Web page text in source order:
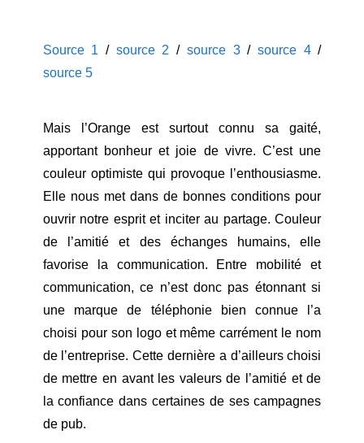
Source 1 / source 2 / source 3/source 4/
source 5
Mais l’Orange est surtout connu sa gaité,
apportant bonheur et joie de vivre. C’est une
couleur optimiste qui provoque l’enthousiasme.
Elle nous met dans de bonnes conditions pour
ouvrir notre esprit et inciter au partage. Couleur
de l’amitié et des échanges humains, elle
favorise la communication. Entre mobilité et
communication, ce n’est donc pas étonnant si
une marque de téléphonie bien connue l’a
choisi pour son logo et même carrément le nom
de l’entreprise. Cette dernière a d’ailleurs choisi
de mettre en avant les valeurs de l’amitié et de
la confiance dans certaines de ses campagnes
de pub.